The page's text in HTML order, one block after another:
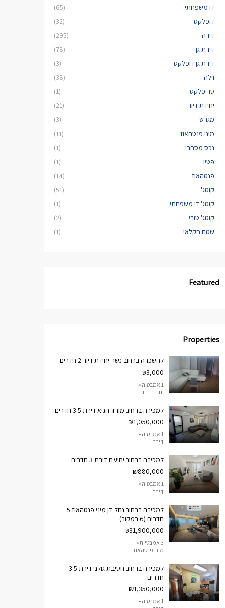
דו משפחתי
(65)
דופלקס
(32)
דירה
(295)
דירת גן
(78)
דירת גן דופלקס
(3)
וילה
(38)
טריפלקס
(1)
יחידת דיור
(21)
מגרש
(3)
מיני פנטהאוז
(11)
נכס מסחרי
(1)
פטיו
(1)
פנטהאוז
(14)
קוטג'
(51)
קוטג' דו משפחתי
(1)
קוטג' טורי
(2)
שטח חקלאי
(1)
Featured
Properties
להשכרה ברחוב נשר יחידת דיור 2 חדרים
₪3,000
1 אמבטיה •
יחידת דיור
למכירה ברחוב מורד הגיא דירת 3.5 חדרים
₪1,050,000
1 אמבטיה •
דירה
למכירה ברחוב יחיעם דירת 3 חדרים
₪880,000
1 אמבטיה •
דירה
למכירה ברחוב נחל דן מיני פנטהאוז 5
חדרים (6 במקור)
₪31,900,000
3 אמבטיות •
מיני פנטהאוז
למכירה ברחוב חטיבת גולני דירת 3.5
חדרים
₪1,350,000
1 אמבטיה •